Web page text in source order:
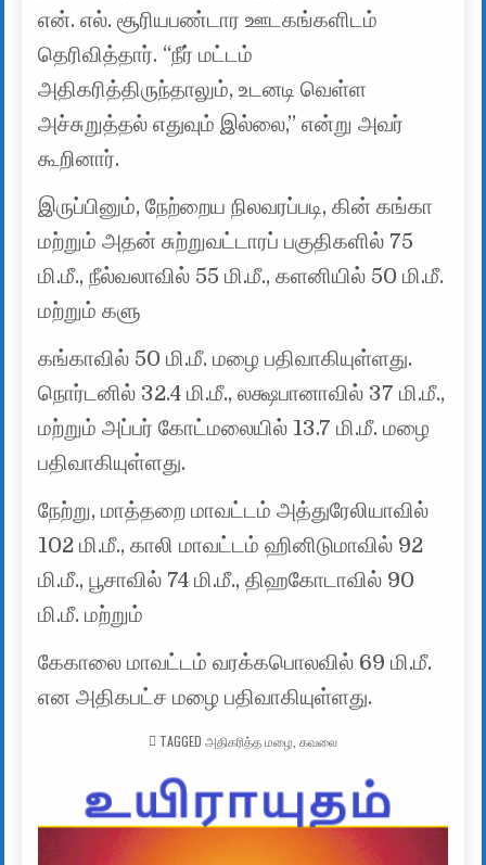
என். எல். சூரியபண்டார ஊடகங்களிடம்
தெரிவித்தார். “நீர் மட்டம்
அதிகரித்திருந்தாலும், உடனடி வெள்ள
அச்சுறுத்தல் எதுவும் இல்லை,” என்று அவர்
கூறினார்.
இருப்பினும், நேற்றைய நிலவரப்படி, கின் கங்கா
மற்றும் அதன் சுற்றுவட்டாரப் பகுதிகளில் 75
மி.மீ., நீல்வலாவில் 55 மி.மீ., களனியில் 50 மி.மீ.
மற்றும் களு
கங்காவில் 50 மி.மீ. மழை பதிவாகியுள்ளது.
நொர்டனில் 32.4 மி.மீ., லக்ஷபானாவில் 37 மி.மீ.,
மற்றும் அப்பர் கோட்மலையில் 13.7 மி.மீ. மழை
பதிவாகியுள்ளது.
நேற்று, மாத்தறை மாவட்டம் அத்துரேலியாவில்
102 மி.மீ., காலி மாவட்டம் ஹினிடுமாவில் 92
மி.மீ., பூசாவில் 74 மி.மீ., திஹகோடாவில் 90
மி.மீ. மற்றும்
கேகாலை மாவட்டம் வரக்கபொலவில் 69 மி.மீ.
என அதிகபட்ச மழை பதிவாகியுள்ளது.
TAGGED அதிகரித்த மழை கவலை